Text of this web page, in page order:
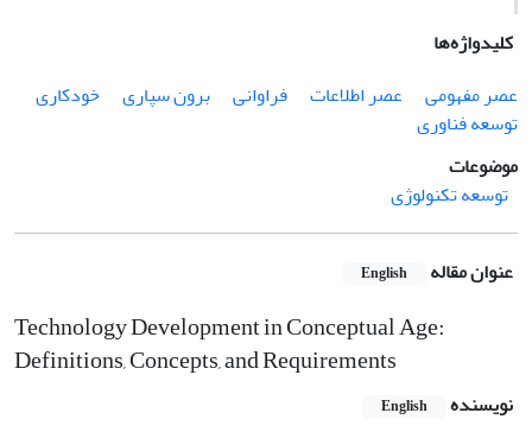
کلیدواژه‌ها
عصر مفهومی
عصر اطلاعات فراوانی برون سپاری
خودکاری
توسعه فناوری
موضوعات
توسعه تکنولوژی
عنوان مقاله English
Technology Development in Conceptual Age:
Definitions, Concepts, and Requirements
نویسنده English